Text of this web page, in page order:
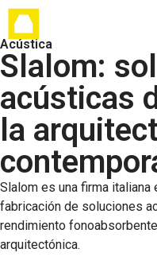
Acústica
Slalom:
acústicas
la
Slalom es una firma
fabricación de soluciones
rendimiento
arquitectónica.